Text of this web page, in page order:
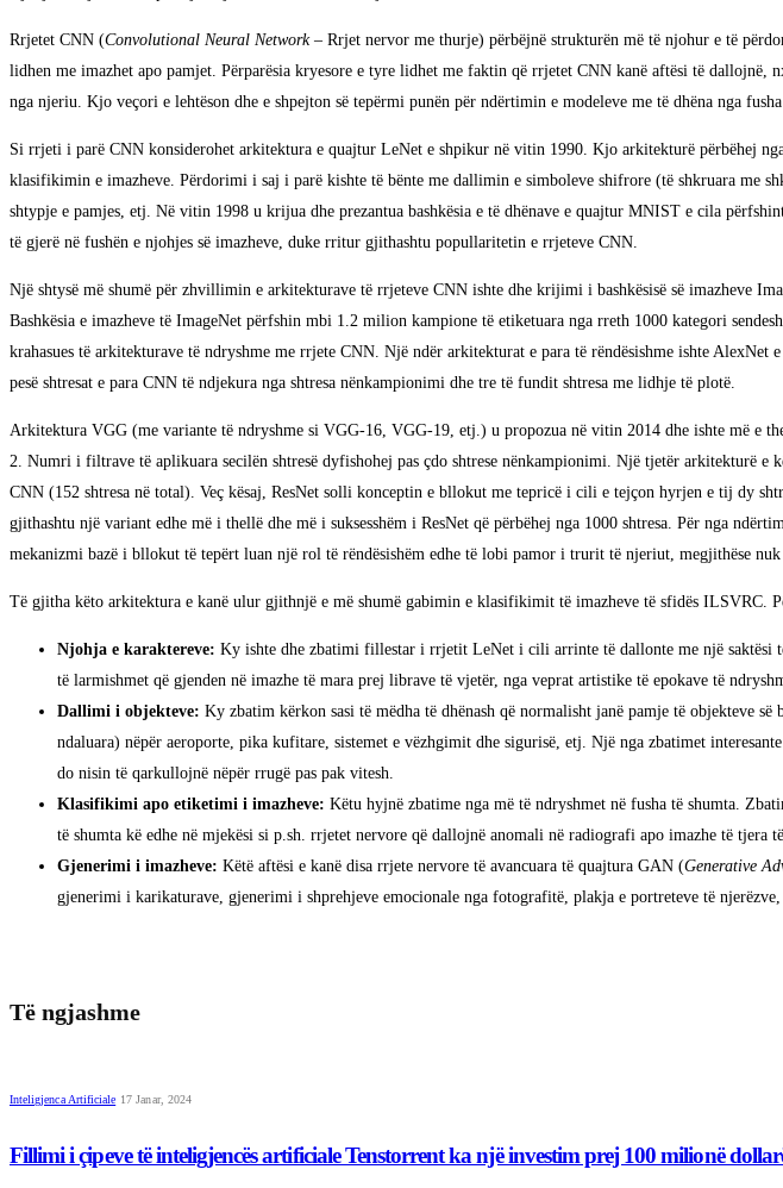
Rrjetet CNN (Convolutional Neural Network – Rrjet nervor me thurje) përbëjnë strukturën më të njohur e të
lidhen me imazhet apo pamjet. Përparësia kryesore e tyre lidhet me faktin që rrjetet CNN kanë aftësi të
nga njeriu. Kjo veçori e lehtëson dhe e shpejton së tepërmi punën për ndërtimin e modeleve me të dhëna nga
Si rrjeti i parë CNN konsiderohet arkitektura e quajtur LeNet e shpikur në vitin 1990. Kjo arkitekturë përbëhej
klasifikimin e imazheve. Përdorimi i saj i parë kishte të bënte me dallimin e simboleve shifrore (të shkruara me
shtypje e pamjes, etj. Në vitin 1998 u krijua dhe prezantua bashkësia e të dhënave e quajtur MNIST e cila
të gjerë në fushën e njohjes së imazheve, duke rritur gjithashtu popullaritetin e rrjeteve CNN.
Një shtysë më shumë për zhvillimin e arkitekturave të rrjeteve CNN ishte dhe krijimi i bashkësisë së imazheve
Bashkësia e imazheve të ImageNet përfshin mbi 1.2 milion kampione të etiketuara nga rreth 1000 kategori
krahasues të arkitekturave të ndryshme me rrjete CNN. Një ndër arkitekturat e para të rëndësishme ishte
pesë shtresat e para CNN të ndjekura nga shtresa nënkampionimi dhe tre të fundit shtresa me lidhje të plotë.
Arkitektura VGG (me variante të ndryshme si VGG-16, VGG-19, etj.) u propozua në vitin 2014 dhe ishte më e
2. Numri i filtrave të aplikuara secilën shtresë dyfishohej pas çdo shtrese nënkampionimi. Një tjetër arkitekturë e
CNN (152 shtresa në total). Veç kësaj, ResNet solli konceptin e bllokut me tepricë i cili e tejçon hyrjen e tij dy
gjithashtu një variant edhe më i thellë dhe më i suksesshëm i ResNet që përbëhej nga 1000 shtresa. Për nga
mekanizmi bazë i bllokut të tepërt luan një rol të rëndësishëm edhe të lobi pamor i trurit të njeriut, megjithëse
Të gjitha këto arkitektura e kanë ulur gjithnjë e më shumë gabimin e klasifikimit të imazheve të sfidës ILSVRC.
Njohja e karaktereve: Ky ishte dhe zbatimi fillestar i rrjetit LeNet i cili arrinte të dallonte me një saktësi
të larmishmet që gjenden në imazhe të mara prej librave të vjetër, nga veprat artistike të epokave të
Dallimi i objekteve: Ky zbatim kërkon sasi të mëdha të dhënash që normalisht janë pamje të objekteve
ndaluara) nëpër aeroporte, pika kufitare, sistemet e vëzhgimit dhe sigurisë, etj. Një nga zbatimet
do nisin të qarkullojnë nëpër rrugë pas pak vitesh.
Klasifikimi apo etiketimi i imazheve: Këtu hyjnë zbatime nga më të ndryshmet në fusha të shumta.
të shumta kë edhe në mjekësi si p.sh. rrjetet nervore që dallojnë anomali në radiografi apo imazhe të tjera
Gjenerimi i imazheve: Këtë aftësi e kanë disa rrjete nervore të avancuara të quajtura GAN (Generative
gjenerimi i karikaturave, gjenerimi i shprehjeve emocionale nga fotografitë, plakja e portreteve të
Të ngjashme
Inteligjenca Artificiale 17 Janar, 2024
Fillimi i çipeve të inteligjencës artificiale Tenstorrent ka një investim prej 100 milionë